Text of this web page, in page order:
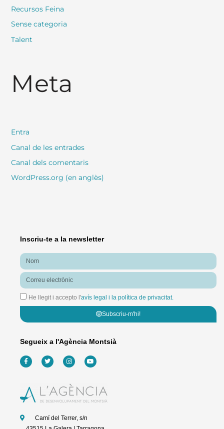
Recursos Feina
Sense categoria
Talent
Meta
Entra
Canal de les entrades
Canal dels comentaris
WordPress.org (en anglès)
Inscriu-te a la newsletter
Nom
Correu
electrònic
He llegit i accepto l'avís legal i la política de privacitat.
Subscriu-m'hi!
Segueix a l'Agència Montsià
F
a
c
o
o
k
T
w
i
e
I
n
s
g
r
a
Y
o
u
b
e
Camí del Terrer, s/n